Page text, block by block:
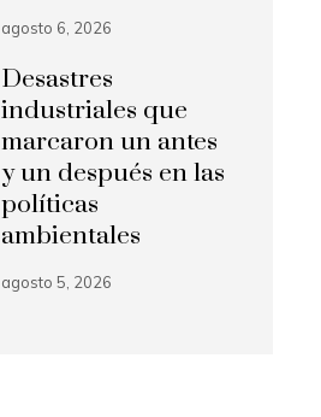
agosto 6, 2026
Desastres
industriales que
marcaron un antes
y un después en las
políticas
ambientales
agosto 5, 2026